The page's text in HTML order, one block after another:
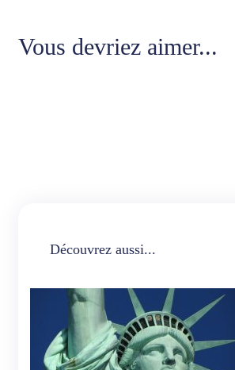
Vous devriez aimer...
Découvrez aussi...